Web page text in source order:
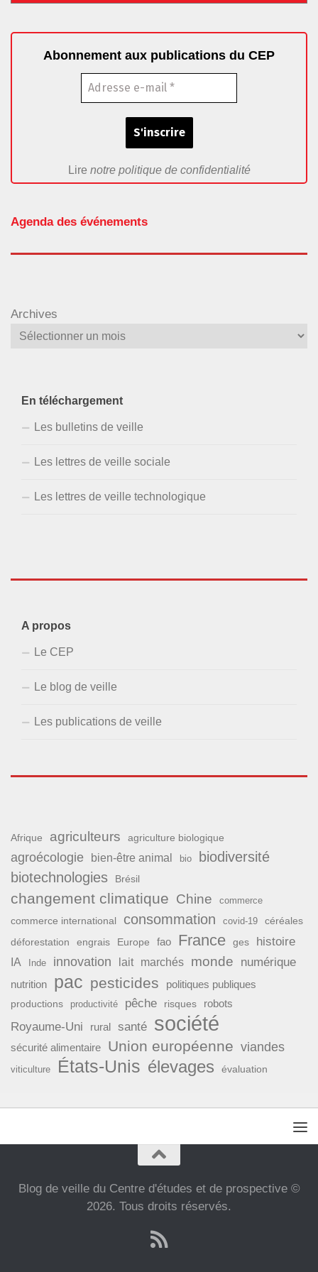
Abonnement aux publications du CEP
Lire notre politique de confidentialité
Agenda des événements
Archives
En téléchargement
Les bulletins de veille
Les lettres de veille sociale
Les lettres de veille technologique
A propos
Le CEP
Le blog de veille
Les publications de veille
Afrique agriculteurs agriculture biologique
agroécologie bien-être animal bio
biodiversité
biotechnologies
Brésil
changement climatique Chine commerce
commerce international consommation covid-19 céréales
déforestation engrais Europe fao France ges histoire
IA Inde innovation lait marchés monde numérique
nutrition pac pesticides politiques publiques
productions productivité pêche risques robots
Royaume-Uni rural santé société
sécurité alimentaire Union européenne viandes
viticulture États-Unis élevages évaluation
Blog de veille du Centre d'études et de prospective ©
2026. Tous droits réservés.